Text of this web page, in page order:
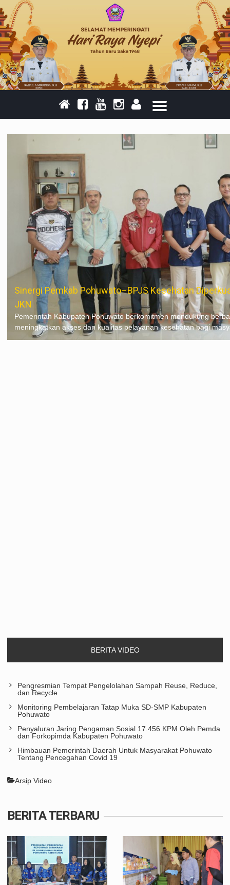
Sinergi Pemkab Pohuwato–BPJS Kesehatan
JKN
Pemerintah Kabupaten Pohuwato berkomitmen mendukung
meningkatkan akses dan kualitas pelayanan kesehatan bagi
BERITA VIDEO
Pengresmian Tempat Pengelolahan Sampah Reuse, Reduce,
dan Recycle
Monitoring Pembelajaran Tatap Muka SD-SMP Kabupaten
Pohuwato
Penyaluran Jaring Pengaman Sosial 17.456 KPM Oleh Pemda
dan Forkopimda Kabupaten Pohuwato
Himbauan Pemerintah Daerah Untuk Masyarakat Pohuwato
Tentang Pencegahan Covid 19
Arsip Video
BERITA TERBARU